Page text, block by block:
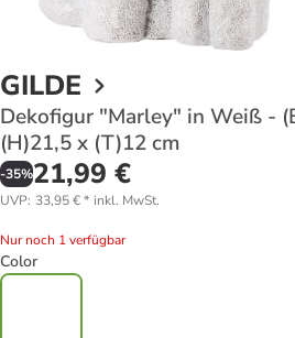
GILDE
Dekofigur "Marley" in Weiß -
(H)21,5 x (T)12 cm
-35%21,99 €
UVP: 33,95 €* inkl. MwSt.
Nur noch 1 verfügbar
Color